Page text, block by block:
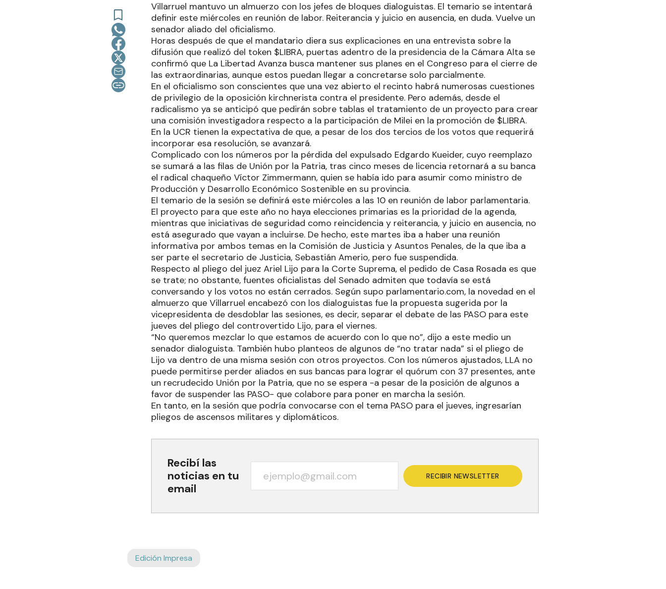
Villarruel mantuvo un almuerzo con los jefes de bloques dialoguistas. El temario se intentará
definir este miércoles en reunión de labor. Reiterancia y juicio en ausencia, en duda. Vuelve un
senador aliado del oficialismo.
Horas después de que el mandatario diera sus explicaciones en una entrevista sobre la
difusión que realizó del token $LIBRA, puertas adentro de la presidencia de la Cámara Alta se
confirmó que La Libertad Avanza busca mantener sus planes en el Congreso para el cierre de
las extraordinarias, aunque estos puedan llegar a concretarse solo parcialmente.
En el oficialismo son conscientes que una vez abierto el recinto habrá numerosas cuestiones
de privilegio de la oposición kirchnerista contra el presidente. Pero además, desde el
radicalismo ya se anticipó que pedirán sobre tablas el tratamiento de un proyecto para crear
una comisión investigadora respecto a la participación de Milei en la promoción de $LIBRA.
En la UCR tienen la expectativa de que, a pesar de los dos tercios de los votos que requerirá
incorporar esa resolución, se avanzará.
Complicado con los números por la pérdida del expulsado Edgardo Kueider, cuyo reemplazo
se sumará a las filas de Unión por la Patria, tras cinco meses de licencia retornará a su banca
el radical chaqueño Víctor Zimmermann, quien se había ido para asumir como ministro de
Producción y Desarrollo Económico Sostenible en su provincia.
El temario de la sesión se definirá este miércoles a las 10 en reunión de labor parlamentaria.
El proyecto para que este año no haya elecciones primarias es la prioridad de la agenda,
mientras que iniciativas de seguridad como reincidencia y reiterancia, y juicio en ausencia, no
está asegurado que vayan a incluirse. De hecho, este martes iba a haber una reunión
informativa por ambos temas en la Comisión de Justicia y Asuntos Penales, de la que iba a
ser parte el secretario de Justicia, Sebastián Amerio, pero fue suspendida.
Respecto al pliego del juez Ariel Lijo para la Corte Suprema, el pedido de Casa Rosada es que
se trate; no obstante, fuentes oficialistas del Senado admiten que todavía se está
conversando y los votos no están cerrados. Según supo parlamentario.com, la novedad en el
almuerzo que Villarruel encabezó con los dialoguistas fue la propuesta sugerida por la
vicepresidenta de desdoblar las sesiones, es decir, separar el debate de las PASO para este
jueves del pliego del controvertido Lijo, para el viernes.
“No queremos mezclar lo que estamos de acuerdo con lo que no”, dijo a este medio un
senador dialoguista. También hubo planteos de algunos de “no tratar nada” si el pliego de
Lijo va dentro de una misma sesión con otros proyectos. Con los números ajustados, LLA no
puede permitirse perder aliados en sus bancas para lograr el quórum con 37 presentes, ante
un recrudecido Unión por la Patria, que no se espera -a pesar de la posición de algunos a
favor de suspender las PASO- que colabore para poner en marcha la sesión.
En tanto, en la sesión que podría convocarse con el tema PASO para el jueves, ingresarían
pliegos de ascensos militares y diplomáticos.
Recibí las
noticias en tu
email
RECIBIR NEWSLETTER
Edición Impresa